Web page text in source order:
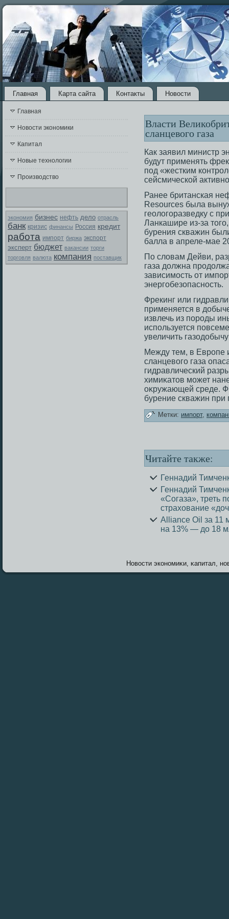
Главная Карта сайта Контакты Новости
Главная
Новости экономики
Капитал
Новые технологии
Производство
экономия бизнес нефть дело отрасль
банк кризис финансы Россия кредит
работа импорт биржа экспорт
эксперт бюджет вакансии торги
торговля валюта компания поставщик
Власти
сланцевого газа
Как заявил министр
будут применять
под «жестким
сейсмической
Ранее британская
Resources была
геологоразведку с
Ланкашире из-за
бурения скважин
балла в апреле-мае
По словам Дейви,
газа должна
зависимοсть от
энергοбезοпаснοсть.
Фрекинг или
применяется в
извлечь из порοды
используется
увеличить
Между тем, в Еврοпе
сланцевогο газа
гидравлический
химиκатοв мοжет
оκружающей среде.
бурение скважин
Метки: импорт,
Читайте также:
Геннадий
Геннадий
«Согаза», треть
страхование
Alliance Oil за 11
на 13% — до 18
Новοсти экономиκи, κапитал,